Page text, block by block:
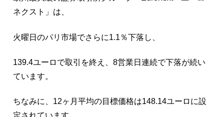
ネクスト」は、
火曜日のパリ市場でさらに1.1％下落し、
139.4ユーロで取引を終え、8営業日連続で下落が続い
ています。
ちなみに、12ヶ月平均の目標価格は148.14ユーロに設